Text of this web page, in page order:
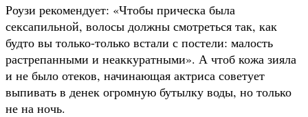
Роузи рекомендует: «Чтобы прическа была
сексапильной, волосы должны смотреться так, как
будто вы только-только встали с постели: малость
растрепанными и неаккуратными». А чтоб кожа зияла
и не было отеков, начинающая актриса советует
выпивать в денек огромную бутылку воды, но только
не на ночь.